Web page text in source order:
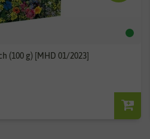
(100 g) [MHD 01/2023]